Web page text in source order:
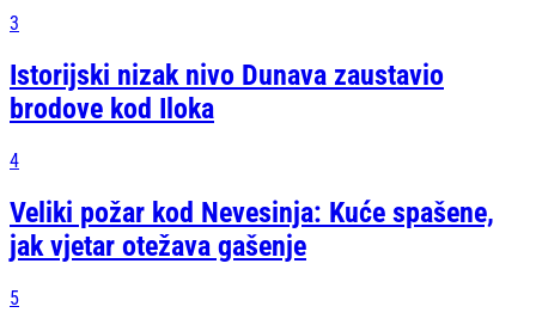
3
Istorijski nizak nivo Dunava zaustavio
brodove kod Iloka
4
Veliki požar kod Nevesinja: Kuće spašene,
jak vjetar otežava gašenje
5